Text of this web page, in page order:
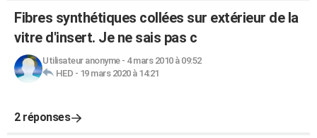
Fibres synthétiques collées sur extérieur de la
vitre d'insert. Je ne sais pas c
Utilisateur anonyme- 4 mars 2010 à 09:52
HED - 19 mars 2020 à 14:21
2 réponses